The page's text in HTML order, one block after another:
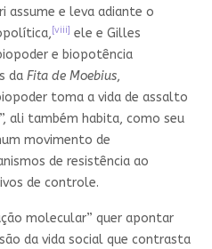
assume e leva adiante o
[viii] ele e Gilles
e biopotência
da Fita de Moebius,
toma a vida de assalto
ali também habita, como seu
movimento de
de resistência ao
de controle.
molecular” quer apontar
da vida social que contrasta